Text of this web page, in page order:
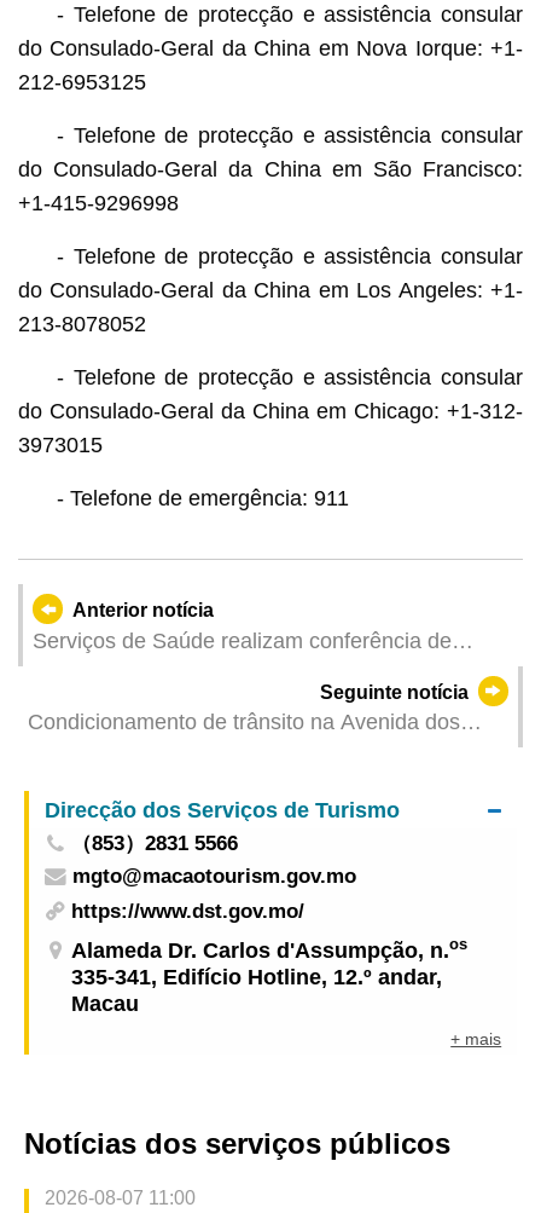
- Telefone de protecção e assistência consular
do Consulado-Geral da China em Nova Iorque: +1-
212-6953125
- Telefone de protecção e assistência consular
do Consulado-Geral da China em São Francisco:
+1-415-9296998
- Telefone de protecção e assistência consular
do Consulado-Geral da China em Los Angeles: +1-
213-8078052
- Telefone de protecção e assistência consular
do Consulado-Geral da China em Chicago: +1-312-
3973015
- Telefone de emergência: 911
Anterior notícia
Serviços de Saúde realizam conferência de
imprensa sobre “Prevenção e tratamento urgente
de acidentes no Verão” para elevar a consciência
pública de prevenção e segurança
Seguinte notícia
Condicionamento de trânsito na Avenida dos
em articulação com os trabalhos de reparação
urgente de esgotos
Direcção dos Serviços de Turismo
（853）2831 5566
mgto@macaotourism.gov.mo
https://www.dst.gov.mo/
Alameda Dr. Carlos d'Assumpção, n.os
335-341, Edifício Hotline, 12.º andar,
Macau
+ mais
Notícias dos serviços públicos
2026-08-07 11:00